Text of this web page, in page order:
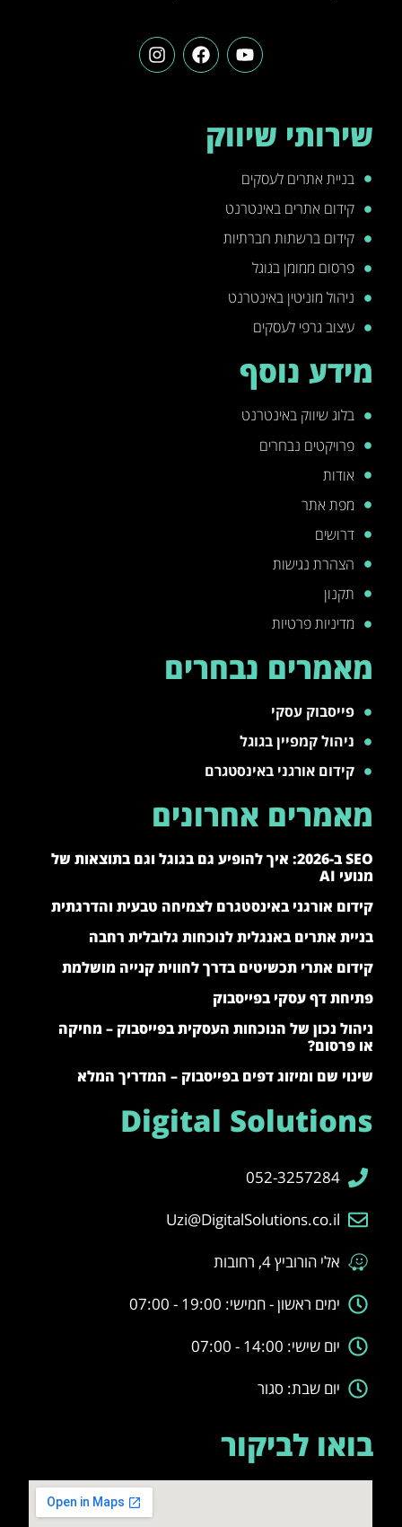
שירותי שיווק
בניית אתרים לעסקים
קידום אתרים באינטרנט
קידום ברשתות חברתיות
פרסום ממומן בגוגל
ניהול מוניטין באינטרנט
עיצוב גרפי לעסקים
מידע נוסף
בלוג שיווק באינטרנט
פרויקטים נבחרים
אודות
מפת אתר
דרושים
הצהרת נגישות
תקנון
מדיניות פרטיות
מאמרים נבחרים
פייסבוק עסקי
ניהול קמפיין בגוגל
קידום אורגני באינסטגרם
מאמרים אחרונים
SEO ב-2026: איך להופיע גם בגוגל וגם בתוצאות של
מנועי AI
קידום אורגני באינסטגרם לצמיחה טבעית והדרגתית
בניית אתרים באנגלית לנוכחות גלובלית רחבה
קידום אתרי תכשיטים בדרך לחווית קנייה מושלמת
פתיחת דף עסקי בפייסבוק
ניהול נכון של הנוכחות העסקית בפייסבוק – מחיקה
או פרסום?
שינוי שם ומיזוג דפים בפייסבוק – המדריך המלא
Digital Solutions
052-3257284
Uzi@DigitalSolutions.co.il
אלי הורוביץ 4, רחובות
ימים ראשון - חמישי: 19:00 - 07:00
יום שישי: 14:00 - 07:00
יום שבת: סגור
בואו לביקור